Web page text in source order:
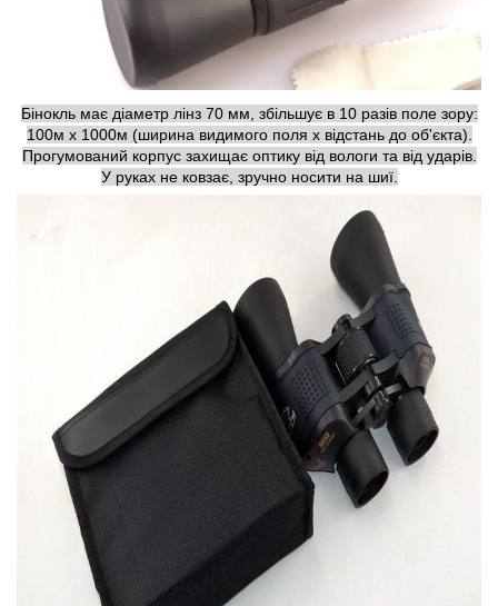
Бінокль має діаметр лінз 70 мм, збільшує в 10 разів поле зору:
100м x 1000м (ширина видимого поля x відстань до об'єкта).
Прогумований корпус захищає оптику від вологи та від ударів.
У руках не ковзає, зручно носити на шиї.